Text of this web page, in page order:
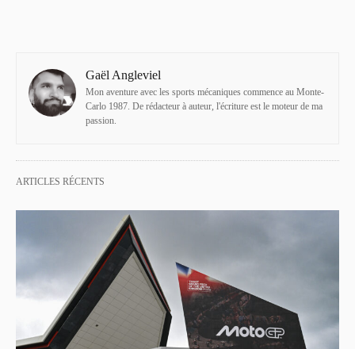
Gaël Angleviel
Mon aventure avec les sports mécaniques commence au Monte-
Carlo 1987. De rédacteur à auteur, l'écriture est le moteur de ma
passion.
ARTICLES RÉCENTS